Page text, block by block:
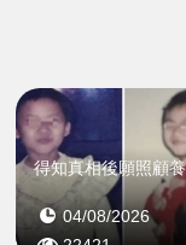
得知真相後願照顧
04/08/2026